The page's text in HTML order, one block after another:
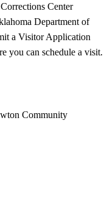
Center
Department of
a Visitor Application
you can schedule a visit.
Community